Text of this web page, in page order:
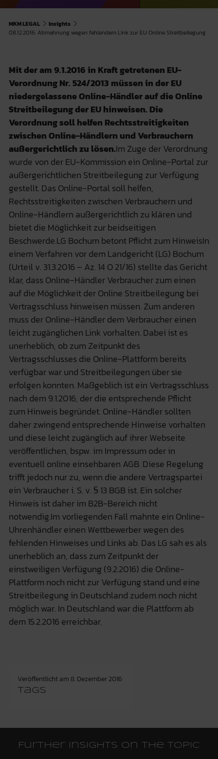
MKM LEGAL
Insights
08.12.2016: Abmahnung wegen fehlendem Link zur EU Online Streitbeilegung
Mit der am 9.1.2016 in Kraft getretenen EU-
Verordnung Nr. 524/2013 müssen in der EU
niedergelassene Online-Händler auf die Online
Streitbeilegung der EU hinweisen. Die
Verordnung soll helfen Rechtsstreitigkeiten
zwischen Online-Händlern und Verbrauchern
außergerichtlich zu lösen.Im Zuge der Verordnung
wurde von der EU-Kommission ein Online-Portal zur
außergerichtlichen Streitbeilegung zur Verfügung
gestellt. Das Online-Portal soll helfen,
Rechtsstreitigkeiten zwischen Verbrauchern und
Online-Händlern außergerichtlich zu klären und
bietet die Möglichkeit zur beidseitigen
Beschwerde.LG Bochum betont Pflicht zum HinweisIn
einem Verfahren vor dem Landgericht (LG) Bochum
(Urteil v. 31.3.2016 – Az. 14 O 21/16) stellte das Gericht
klar, dass Online-Händler Verbraucher zum einen
auf die Möglichkeit der Online Streitbeilegung bei
Vertragsschluss hinweisen müssen. Zum anderen
muss der Online-Händler dem Verbraucher einen
leicht zugänglichen Link vorhalten. Dabei ist es
unerheblich, ob zum Zeitpunkt des
Vertragsschlusses die Online-Plattform bereits
verfügbar war und Streitbeilegungen über sie
erfolgen konnten. Maßgeblich ist ein Vertragsschluss
nach dem 9.1.2016, der die entsprechende Pflicht
zum Hinweis begründet. Online-Händler sollten
daher zwingend entsprechende Hinweise vorhalten
und diese leicht zugänglich auf ihrer Webseite
veröffentlichen, bspw. im Impressum oder in
eventuell online einsehbaren AGB. Diese Regelung
trifft jedoch nur zu, wenn die andere Vertragspartei
ein Verbraucher i. S. v. § 13 BGB ist. Ein solcher
Hinweis ist daher im B2B-Bereich nicht
notwendig.Im vorliegenden Fall mahnte ein Online-
Uhrenhändler einen Wettbewerber wegen des
fehlenden Hinweises und Links ab. Das LG sah es als
unerheblich an, dass zum Zeitpunkt der
einstweiligen Verfügung (9.2.2016) die Online-
Plattform noch nicht zur Verfügung stand und eine
Streitbeilegung in Deutschland zudem noch nicht
möglich war. In Deutschland war die Plattform ab
dem 15.2.2016 erreichbar.
Veröffentlicht am 8. Dezember 2016
Tags
Further insights on the topic